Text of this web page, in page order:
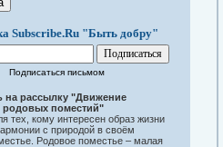
Subscribe.Ru "Быть добру"
Подписаться письмом
на рассылку "Движение
родовых поместий"
тех, кому интересен образ жизни
с природой в своём
Родовое поместье – малая